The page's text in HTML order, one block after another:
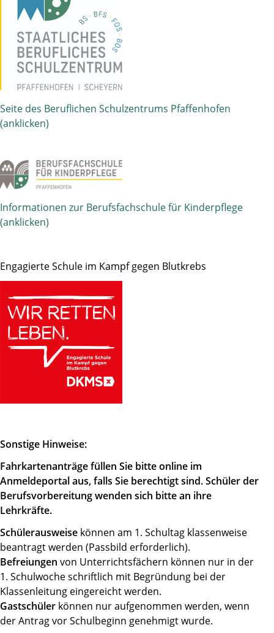
Seite des Beruflichen Schulzentrums Pfaffenhofen
(anklicken)
Informationen zur Berufsfachschule für Kinderpflege
(anklicken)
Engagierte Schule im Kampf gegen Blutkrebs
Sonstige Hinweise:
Fahrkartenanträge füllen Sie bitte online im
Anmeldeportal aus, falls Sie berechtigt sind. Schüler der
Berufsvorbereitung wenden sich bitte an ihre
Lehrkräfte.
Schülerausweise können am 1. Schultag klassenweise
beantragt werden (Passbild erforderlich).
Befreiungen von Unterrichtsfächern können nur in der
1. Schulwoche schriftlich mit Begründung bei der
Klassenleitung eingereicht werden.
Gastschüler können nur aufgenommen werden, wenn
der Antrag vor Schulbeginn genehmigt wurde.